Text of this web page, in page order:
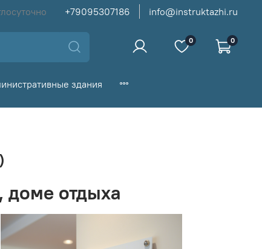
+79095307186 info@instruktazhi.ru
0 0
здания
доме отдыха